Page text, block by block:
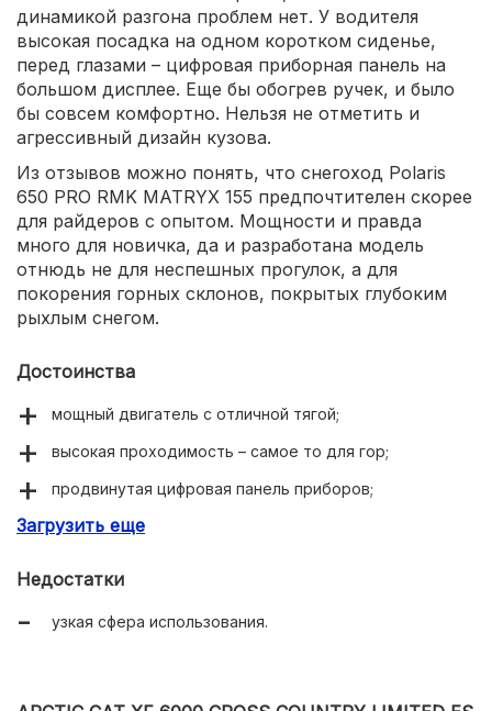
динамикой разгона проблем нет. У водителя
высокая посадка на одном коротком сиденье,
перед глазами – цифровая приборная панель на
большом дисплее. Еще бы обогрев ручек, и было
бы совсем комфортно. Нельзя не отметить и
агрессивный дизайн кузова.
Из отзывов можно понять, что снегоход Polaris
650 PRO RMK MATRYX 155 предпочтителен скорее
для райдеров с опытом. Мощности и правда
много для новичка, да и разработана модель
отнюдь не для неспешных прогулок, а для
покорения горных склонов, покрытых глубоким
рыхлым снегом.
Достоинства
мощный двигатель с отличной тягой;
высокая проходимость – самое то для гор;
продвинутая цифровая панель приборов;
низкая масса и превосходная динамика.
Загрузить еще
Недостатки
узкая сфера использования.